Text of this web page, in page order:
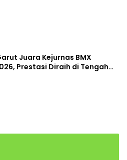
Juara Kejurnas BMX
Prestasi Diraih di Tengah
Fasilitas